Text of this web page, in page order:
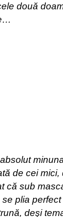
două
de cei
că sub
plia
deşi